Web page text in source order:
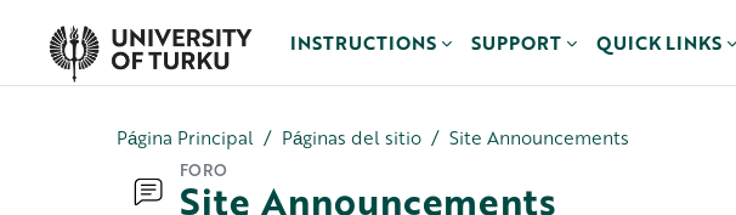
INSTRUCTIONS
SUPPORT QUICK LINKS
Página Principal Páginas del sitio Site Announcements
FORO
Site Announcements